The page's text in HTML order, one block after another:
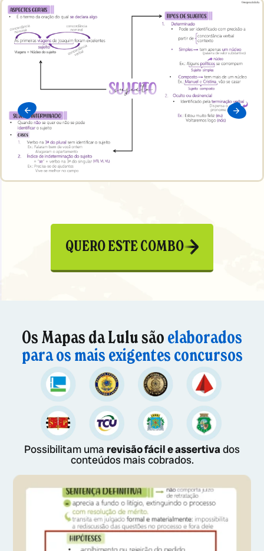
QUERO ESTE COMBO
Os Mapas da Lulu são elaborados
para os mais exigentes concursos
Possibilitam uma revisão fácil e assertivados
conteúdos mais cobrados.